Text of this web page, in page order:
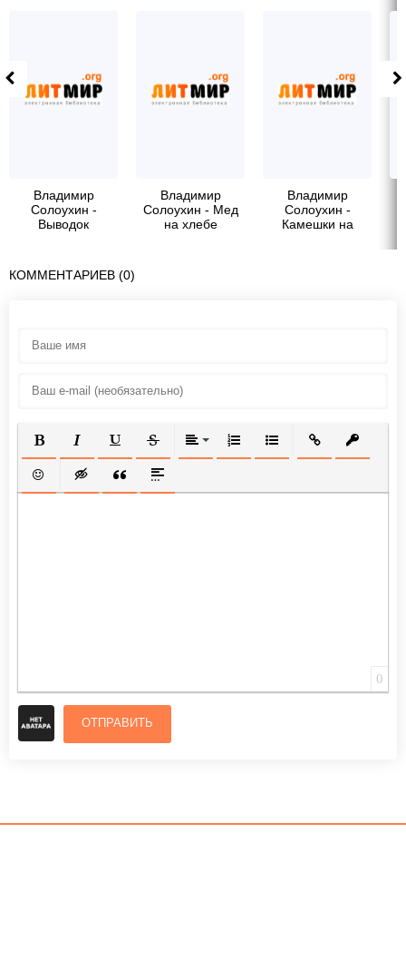
Владимир
Солоухин -
Выводок
Владимир
Солоухин - Мед
на хлебе
Владимир
Солоухин -
Камешки на
КОММЕНТАРИЕВ (0)
ПОЛУЖИРНЫЙ
КУРСИВПОДЧЕРКНУТЫЙ
ЗАЧЕРКНУТЫЙВЫРАВНИВАНИЕ
НУМЕРОВАННЫЙ СПИСОК
МАРКИРОВАННЫЙ
ВСТАВИТЬ
ВСТАВИТЬ СМАЙЛИК
ВСТАВКА СКРЫТОГО ТЕКСТА
ВСТАВКА ЦИТАТЫ
ВСТАВКА СПОЙЛЕРА
0
ОТПРАВИТЬ